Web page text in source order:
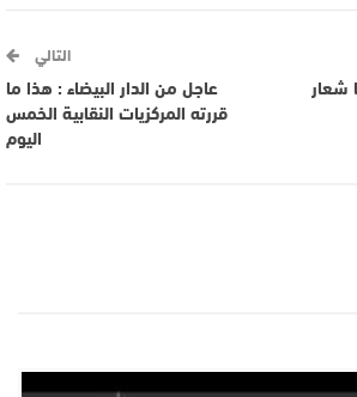
شعار
التالي
عاجل من الدار البيضاء : هذا ما
قررته المركزيات النقابية الخمس
اليوم